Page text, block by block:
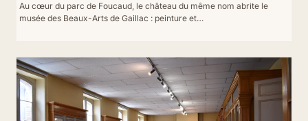
Au cœur du parc de Foucaud, le château du même nom abrite le
musée des Beaux-Arts de Gaillac : peinture et…